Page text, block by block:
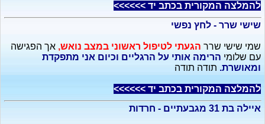
להמלצה המקורית בכתב יד >>>>>>
שישי שרר - לחץ נפשי
שמי שישי שרר הגעתי לטיפול ראשוני במצב נואש, אך הפגישה
עם שלומי הרימה אותי על הרגליים וכיום אני מתפקדת
ומאושרת. תודה תודה
להמלצה המקורית בכתב יד >>>>>>
איילה בת 31 מגבעתיים - חרדות